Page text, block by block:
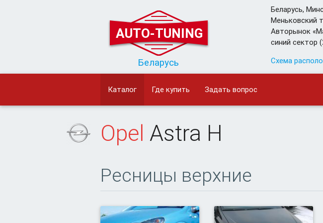
AUTO-TUNING
Беларусь
Беларусь,
Меньковский
Авторынок
синий сектор
Схема
Каталог Где купить Задать вопрос
Opel Astra H
Ресницы верхние